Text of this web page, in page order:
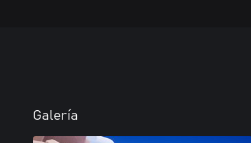
Galería